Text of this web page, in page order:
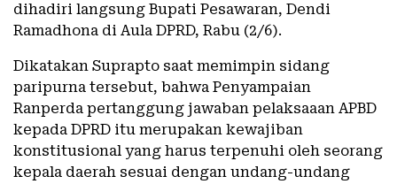
dihadiri langsung Bupati Pesawaran, Dendi
Ramadhona di Aula DPRD, Rabu (2/6).
Dikatakan Suprapto saat memimpin sidang
paripurna tersebut, bahwa Penyampaian
Ranperda pertanggung jawaban pelaksaaan APBD
kepada DPRD itu merupakan kewajiban
konstitusional yang harus terpenuhi oleh seorang
kepala daerah sesuai dengan undang-undang